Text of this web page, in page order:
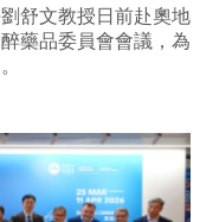
舒文教授日前赴奧地
藥品委員會會議，為